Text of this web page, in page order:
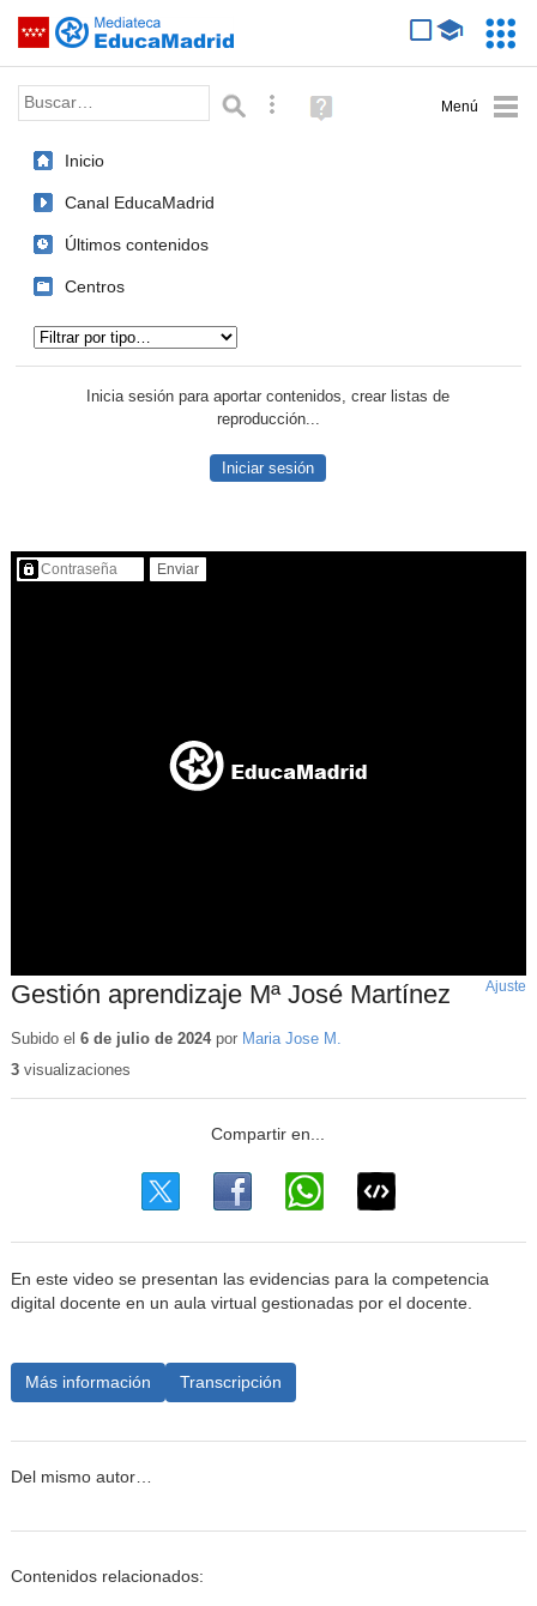
Saltar navegación
Palabra o frase: Búsqueda avanzada
Ayuda
(en
Inicio
Canal EducaMadrid
Últimos contenidos
Centros
Inicia sesión para aportar contenidos, crear listas de
reproducción...
Iniciar sesión
Contenido protegido…
Gestión aprendizaje Mª José Martínez Ajuste
Subido el 6 de julio de 2024por Maria Jose M.
3visualizaciones
En este video se presentan las evidencias para la competencia
digital docente en un aula virtual gestionadas por el docente.
Más información Transcripción
Del mismo autor…
Contenidos relacionados: